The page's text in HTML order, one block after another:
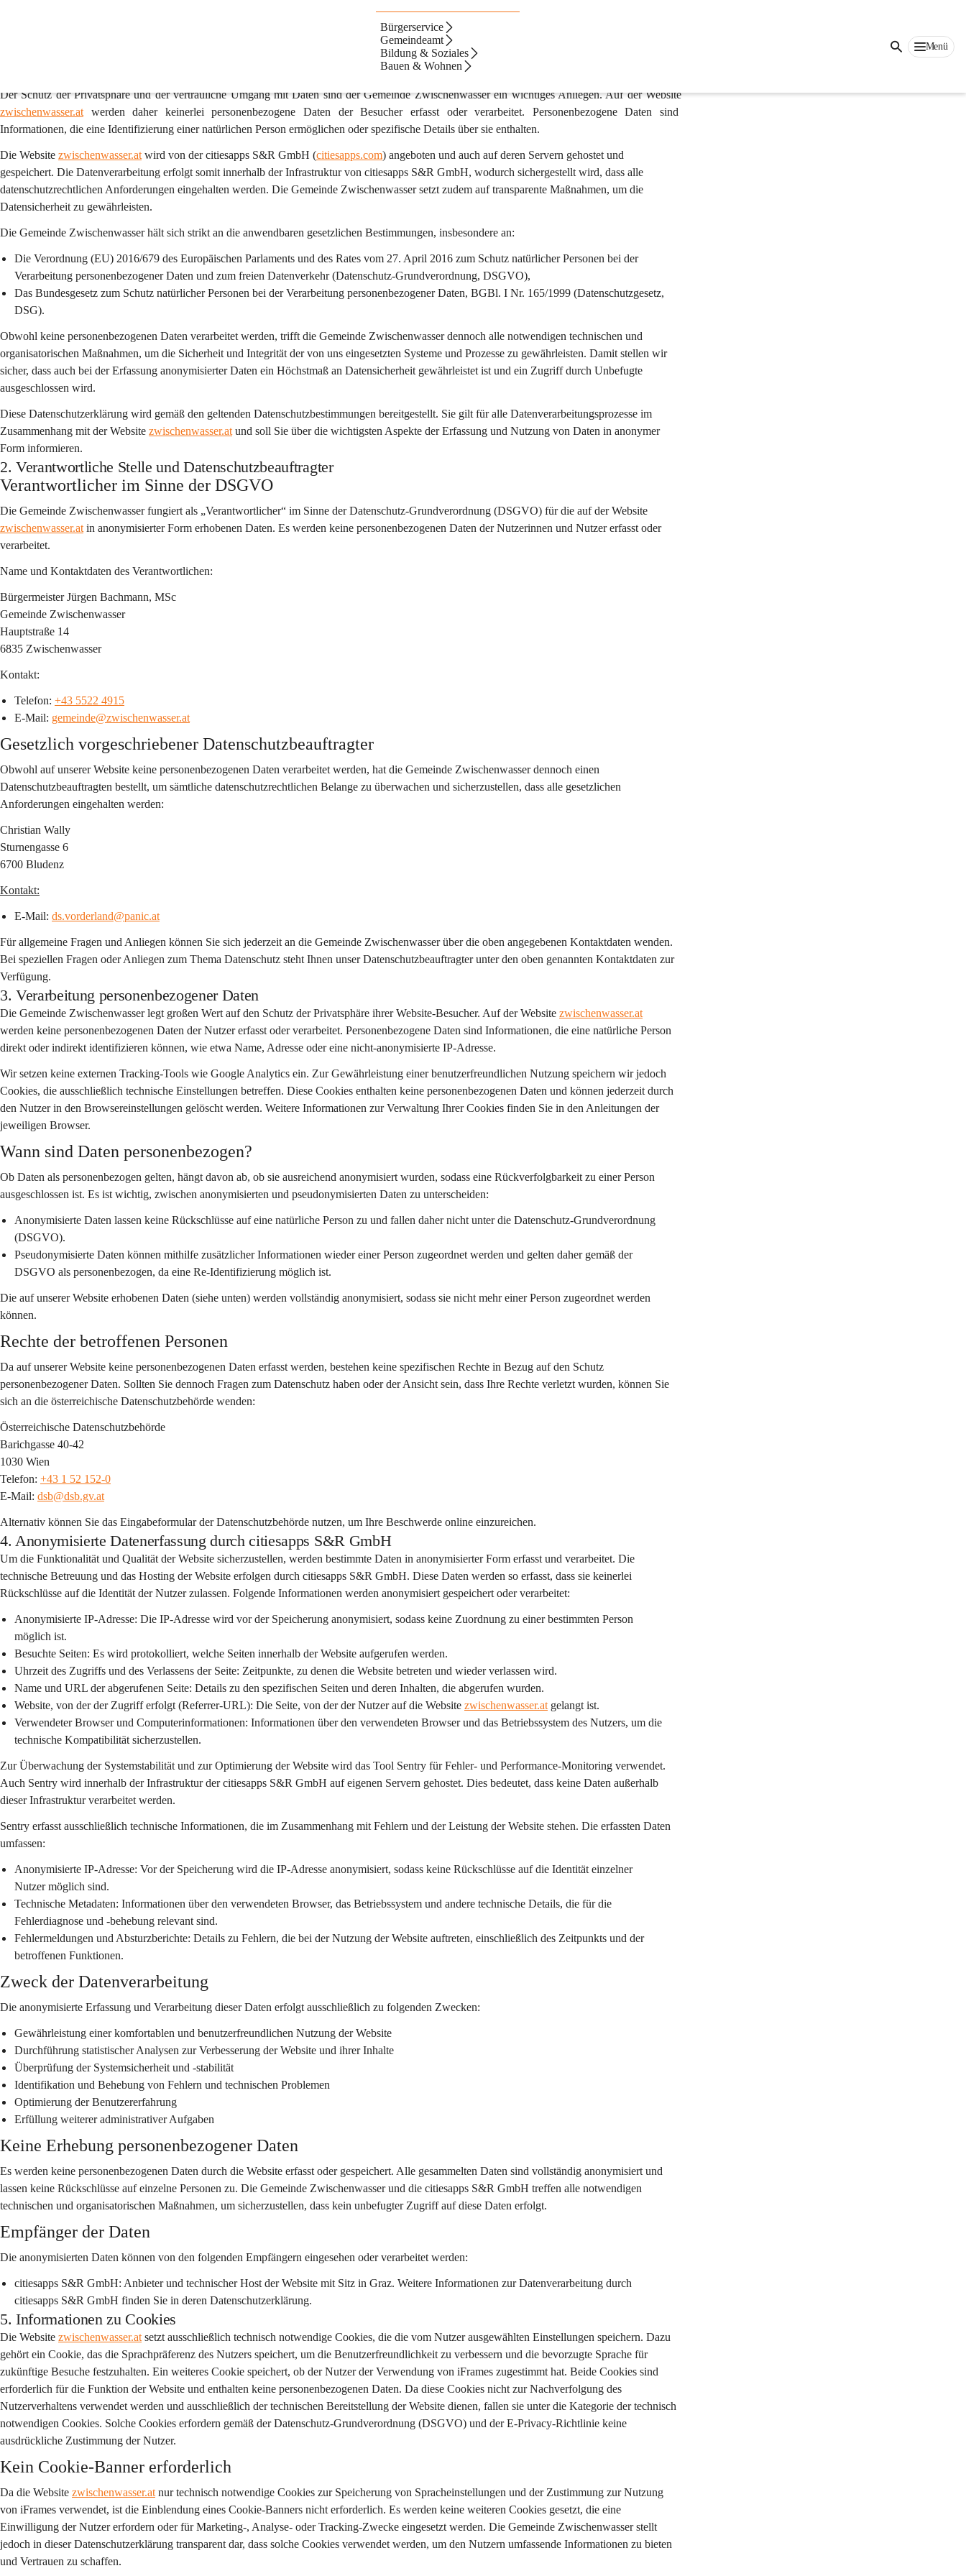
Bürgerservice
Gemeindeamt
Bildung & Soziales
Bauen & Wohnen
Menü
Der Schutz der Privatsphäre und der vertrauliche Umgang mit Daten sind der Gemeinde Zwischenwasser ein wichtiges Anliegen. Auf der Website
zwischenwasser.at werden daher keinerlei personenbezogene Daten der Besucher erfasst oder verarbeitet. Personenbezogene Daten sind
Informationen, die eine Identifizierung einer natürlichen Person ermöglichen oder spezifische Details über sie enthalten.
Die Website zwischenwasser.at wird von der citiesapps S&R GmbH (citiesapps.com) angeboten und auch auf deren Servern gehostet und
gespeichert. Die Datenverarbeitung erfolgt somit innerhalb der Infrastruktur von citiesapps S&R GmbH, wodurch sichergestellt wird, dass alle
datenschutzrechtlichen Anforderungen eingehalten werden. Die Gemeinde Zwischenwasser setzt zudem auf transparente Maßnahmen, um die
Datensicherheit zu gewährleisten.
Die Gemeinde Zwischenwasser hält sich strikt an die anwendbaren gesetzlichen Bestimmungen, insbesondere an:
Die Verordnung (EU) 2016/679 des Europäischen Parlaments und des Rates vom 27. April 2016 zum Schutz natürlicher Personen bei der
Verarbeitung personenbezogener Daten und zum freien Datenverkehr (Datenschutz-Grundverordnung, DSGVO),
Das Bundesgesetz zum Schutz natürlicher Personen bei der Verarbeitung personenbezogener Daten, BGBl. I Nr. 165/1999 (Datenschutzgesetz,
DSG).
Obwohl keine personenbezogenen Daten verarbeitet werden, trifft die Gemeinde Zwischenwasser dennoch alle notwendigen technischen und
organisatorischen Maßnahmen, um die Sicherheit und Integrität der von uns eingesetzten Systeme und Prozesse zu gewährleisten. Damit stellen wir
sicher, dass auch bei der Erfassung anonymisierter Daten ein Höchstmaß an Datensicherheit gewährleistet ist und ein Zugriff durch Unbefugte
ausgeschlossen wird.
Diese Datenschutzerklärung wird gemäß den geltenden Datenschutzbestimmungen bereitgestellt. Sie gilt für alle Datenverarbeitungsprozesse im
Zusammenhang mit der Website zwischenwasser.at und soll Sie über die wichtigsten Aspekte der Erfassung und Nutzung von Daten in anonymer
Form informieren.
2. Verantwortliche Stelle und Datenschutzbeauftragter
Verantwortlicher im Sinne der DSGVO
Die Gemeinde Zwischenwasser fungiert als „Verantwortlicher“ im Sinne der Datenschutz-Grundverordnung (DSGVO) für die auf der Website
zwischenwasser.at in anonymisierter Form erhobenen Daten. Es werden keine personenbezogenen Daten der Nutzerinnen und Nutzer erfasst oder
verarbeitet.
Name und Kontaktdaten des Verantwortlichen:
Bürgermeister Jürgen Bachmann, MSc
Gemeinde Zwischenwasser
Hauptstraße 14
6835 Zwischenwasser
Kontakt:
Telefon: +43 5522 4915
E-Mail: gemeinde@zwischenwasser.at
Gesetzlich vorgeschriebener Datenschutzbeauftragter
Obwohl auf unserer Website keine personenbezogenen Daten verarbeitet werden, hat die Gemeinde Zwischenwasser dennoch einen
Datenschutzbeauftragten bestellt, um sämtliche datenschutzrechtlichen Belange zu überwachen und sicherzustellen, dass alle gesetzlichen
Anforderungen eingehalten werden:
Christian Wally
Sturnengasse 6
6700 Bludenz
Kontakt:
E-Mail: ds.vorderland@panic.at
Für allgemeine Fragen und Anliegen können Sie sich jederzeit an die Gemeinde Zwischenwasser über die oben angegebenen Kontaktdaten wenden.
Bei speziellen Fragen oder Anliegen zum Thema Datenschutz steht Ihnen unser Datenschutzbeauftragter unter den oben genannten Kontaktdaten zur
Verfügung.
3. Verarbeitung personenbezogener Daten
Die Gemeinde Zwischenwasser legt großen Wert auf den Schutz der Privatsphäre ihrer Website-Besucher. Auf der Website zwischenwasser.at
werden keine personenbezogenen Daten der Nutzer erfasst oder verarbeitet. Personenbezogene Daten sind Informationen, die eine natürliche Person
direkt oder indirekt identifizieren können, wie etwa Name, Adresse oder eine nicht-anonymisierte IP-Adresse.
Wir setzen keine externen Tracking-Tools wie Google Analytics ein. Zur Gewährleistung einer benutzerfreundlichen Nutzung speichern wir jedoch
Cookies, die ausschließlich technische Einstellungen betreffen. Diese Cookies enthalten keine personenbezogenen Daten und können jederzeit durch
den Nutzer in den Browsereinstellungen gelöscht werden. Weitere Informationen zur Verwaltung Ihrer Cookies finden Sie in den Anleitungen der
jeweiligen Browser.
Wann sind Daten personenbezogen?
Ob Daten als personenbezogen gelten, hängt davon ab, ob sie ausreichend anonymisiert wurden, sodass eine Rückverfolgbarkeit zu einer Person
ausgeschlossen ist. Es ist wichtig, zwischen anonymisierten und pseudonymisierten Daten zu unterscheiden:
Anonymisierte Daten lassen keine Rückschlüsse auf eine natürliche Person zu und fallen daher nicht unter die Datenschutz-Grundverordnung
(DSGVO).
Pseudonymisierte Daten können mithilfe zusätzlicher Informationen wieder einer Person zugeordnet werden und gelten daher gemäß der
DSGVO als personenbezogen, da eine Re-Identifizierung möglich ist.
Die auf unserer Website erhobenen Daten (siehe unten) werden vollständig anonymisiert, sodass sie nicht mehr einer Person zugeordnet werden
können.
Rechte der betroffenen Personen
Da auf unserer Website keine personenbezogenen Daten erfasst werden, bestehen keine spezifischen Rechte in Bezug auf den Schutz
personenbezogener Daten. Sollten Sie dennoch Fragen zum Datenschutz haben oder der Ansicht sein, dass Ihre Rechte verletzt wurden, können Sie
sich an die österreichische Datenschutzbehörde wenden:
Österreichische Datenschutzbehörde
Barichgasse 40-42
1030 Wien
Telefon: +43 1 52 152-0
E-Mail: dsb@dsb.gv.at
Alternativ können Sie das Eingabeformular der Datenschutzbehörde nutzen, um Ihre Beschwerde online einzureichen.
4. Anonymisierte Datenerfassung durch citiesapps S&R GmbH
Um die Funktionalität und Qualität der Website sicherzustellen, werden bestimmte Daten in anonymisierter Form erfasst und verarbeitet. Die
technische Betreuung und das Hosting der Website erfolgen durch citiesapps S&R GmbH. Diese Daten werden so erfasst, dass sie keinerlei
Rückschlüsse auf die Identität der Nutzer zulassen. Folgende Informationen werden anonymisiert gespeichert oder verarbeitet:
Anonymisierte IP-Adresse: Die IP-Adresse wird vor der Speicherung anonymisiert, sodass keine Zuordnung zu einer bestimmten Person
möglich ist.
Besuchte Seiten: Es wird protokolliert, welche Seiten innerhalb der Website aufgerufen werden.
Uhrzeit des Zugriffs und des Verlassens der Seite: Zeitpunkte, zu denen die Website betreten und wieder verlassen wird.
Name und URL der abgerufenen Seite: Details zu den spezifischen Seiten und deren Inhalten, die abgerufen wurden.
Website, von der der Zugriff erfolgt (Referrer-URL): Die Seite, von der der Nutzer auf die Website zwischenwasser.at gelangt ist.
Verwendeter Browser und Computerinformationen: Informationen über den verwendeten Browser und das Betriebssystem des Nutzers, um die
technische Kompatibilität sicherzustellen.
Zur Überwachung der Systemstabilität und zur Optimierung der Website wird das Tool Sentry für Fehler- und Performance-Monitoring verwendet.
Auch Sentry wird innerhalb der Infrastruktur der citiesapps S&R GmbH auf eigenen Servern gehostet. Dies bedeutet, dass keine Daten außerhalb
dieser Infrastruktur verarbeitet werden.
Sentry erfasst ausschließlich technische Informationen, die im Zusammenhang mit Fehlern und der Leistung der Website stehen. Die erfassten Daten
umfassen:
Anonymisierte IP-Adresse: Vor der Speicherung wird die IP-Adresse anonymisiert, sodass keine Rückschlüsse auf die Identität einzelner
Nutzer möglich sind.
Technische Metadaten: Informationen über den verwendeten Browser, das Betriebssystem und andere technische Details, die für die
Fehlerdiagnose und -behebung relevant sind.
Fehlermeldungen und Absturzberichte: Details zu Fehlern, die bei der Nutzung der Website auftreten, einschließlich des Zeitpunkts und der
betroffenen Funktionen.
Zweck der Datenverarbeitung
Die anonymisierte Erfassung und Verarbeitung dieser Daten erfolgt ausschließlich zu folgenden Zwecken:
Gewährleistung einer komfortablen und benutzerfreundlichen Nutzung der Website
Durchführung statistischer Analysen zur Verbesserung der Website und ihrer Inhalte
Überprüfung der Systemsicherheit und -stabilität
Identifikation und Behebung von Fehlern und technischen Problemen
Optimierung der Benutzererfahrung
Erfüllung weiterer administrativer Aufgaben
Keine Erhebung personenbezogener Daten
Es werden keine personenbezogenen Daten durch die Website erfasst oder gespeichert. Alle gesammelten Daten sind vollständig anonymisiert und
lassen keine Rückschlüsse auf einzelne Personen zu. Die Gemeinde Zwischenwasser und die citiesapps S&R GmbH treffen alle notwendigen
technischen und organisatorischen Maßnahmen, um sicherzustellen, dass kein unbefugter Zugriff auf diese Daten erfolgt.
Empfänger der Daten
Die anonymisierten Daten können von den folgenden Empfängern eingesehen oder verarbeitet werden:
citiesapps S&R GmbH: Anbieter und technischer Host der Website mit Sitz in Graz. Weitere Informationen zur Datenverarbeitung durch
citiesapps S&R GmbH finden Sie in deren Datenschutzerklärung.
5. Informationen zu Cookies
Die Website zwischenwasser.at setzt ausschließlich technisch notwendige Cookies, die die vom Nutzer ausgewählten Einstellungen speichern. Dazu
gehört ein Cookie, das die Sprachpräferenz des Nutzers speichert, um die Benutzerfreundlichkeit zu verbessern und die bevorzugte Sprache für
zukünftige Besuche festzuhalten. Ein weiteres Cookie speichert, ob der Nutzer der Verwendung von iFrames zugestimmt hat. Beide Cookies sind
erforderlich für die Funktion der Website und enthalten keine personenbezogenen Daten. Da diese Cookies nicht zur Nachverfolgung des
Nutzerverhaltens verwendet werden und ausschließlich der technischen Bereitstellung der Website dienen, fallen sie unter die Kategorie der technisch
notwendigen Cookies. Solche Cookies erfordern gemäß der Datenschutz-Grundverordnung (DSGVO) und der E-Privacy-Richtlinie keine
ausdrückliche Zustimmung der Nutzer.
Kein Cookie-Banner erforderlich
Da die Website zwischenwasser.at nur technisch notwendige Cookies zur Speicherung von Spracheinstellungen und der Zustimmung zur Nutzung
von iFrames verwendet, ist die Einblendung eines Cookie-Banners nicht erforderlich. Es werden keine weiteren Cookies gesetzt, die eine
Einwilligung der Nutzer erfordern oder für Marketing-, Analyse- oder Tracking-Zwecke eingesetzt werden. Die Gemeinde Zwischenwasser stellt
jedoch in dieser Datenschutzerklärung transparent dar, dass solche Cookies verwendet werden, um den Nutzern umfassende Informationen zu bieten
und Vertrauen zu schaffen.